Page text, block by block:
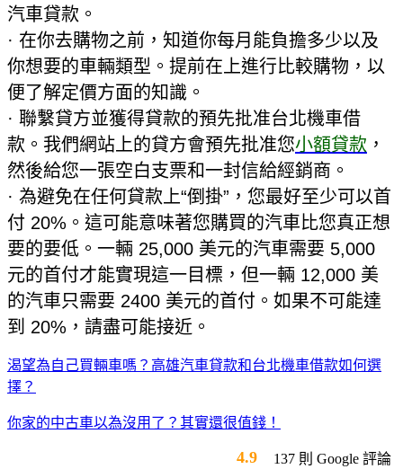
汽車貸款。
· 在你去購物之前，知道你每月能負擔多少以及
你想要的車輛類型。提前在上進行比較購物，以
便了解定價方面的知識。
· 聯繫貸方並獲得貸款的預先批准台北機車借
款。我們網站上的貸方會預先批准您小額貸款 ，
然後給您一張空白支票和一封信給經銷商。
· 為避免在任何貸款上“倒掛”，您最好至少可以首
付 20%。這可能意味著您購買的汽車比您真正想
要的要低。一輛 25,000 美元的汽車需要 5,000
元的首付才能實現這一目標，但一輛 12,000 美
的汽車只需要 2400 美元的首付。如果不可能達
到 20%，請盡可能接近。
渴望為自己買輛車嗎？高雄汽車貸款和台北機車借款如何選
擇？
你家的中古車以為沒用了？其實還很值錢！
4.9 137 則 Google 評論